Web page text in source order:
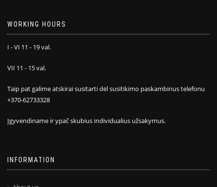
WORKING HOURS
I - VI 11 - 19 val.
VII 11 - 15 val.
Taip pat galime atskirai susitarti dėl susitikimo paskambinus telefonu
+370-62733328
Įgyvendiname ir ypač skubius individualius užsakymus.
INFORMATION